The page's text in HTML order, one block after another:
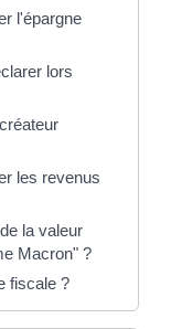
l'épargne
lors
les revenus
la valeur
Macron" ?
fiscale ?